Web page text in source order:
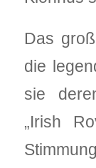
Das
die
sie
„Irish